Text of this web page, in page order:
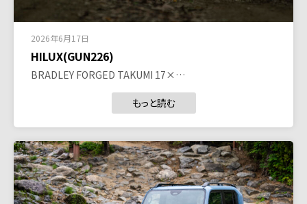
2026年6月17日
HILUX(GUN226)
BRADLEY FORGED TAKUMI 17×…
もっと読む